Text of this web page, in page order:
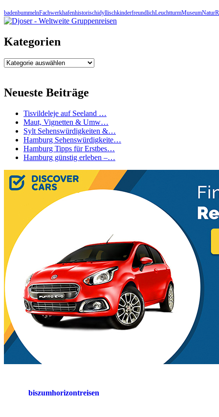
badenbummelnFachwerkhafenhistorischidyllischkinderfreundlichLeuchtturmMuseumNatur
Kategorien
Kategorien
Neueste Beiträge
Tisvildeleje auf Seeland …
Maut, Vignetten & Umw…
Sylt Sehenswürdigkeiten &…
Hamburg Sehenswürdigkeite…
Hamburg Tipps für Erstbes…
Hamburg günstig erleben –…
biszumhorizontreisen